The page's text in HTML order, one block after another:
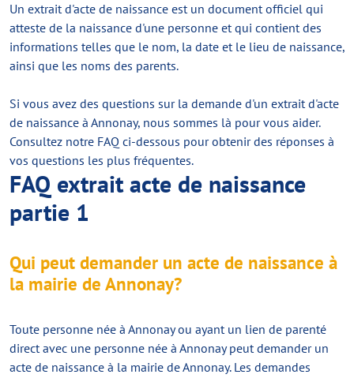
Un extrait d'acte de naissance est un document officiel qui
atteste de la naissance d'une personne et qui contient des
informations telles que le nom, la date et le lieu de naissance,
ainsi que les noms des parents.
Si vous avez des questions sur la demande d'un extrait d'acte
de naissance à Annonay, nous sommes là pour vous aider.
Consultez notre FAQ ci-dessous pour obtenir des réponses à
vos questions les plus fréquentes.
FAQ extrait acte de naissance
partie 1
Qui peut demander un acte de naissance à
la mairie de Annonay?
Toute personne née à Annonay ou ayant un lien de parenté
direct avec une personne née à Annonay peut demander un
acte de naissance à la mairie de Annonay. Les demandes